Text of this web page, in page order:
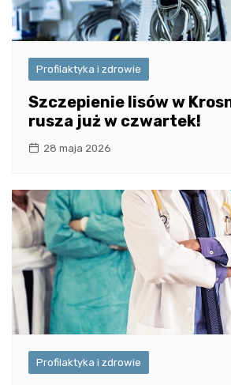
Profilaktyka i zdrowie
Szczepienie lisów w
rusza już w czwartek!
28 maja 2026
Profilaktyka i zdrowie